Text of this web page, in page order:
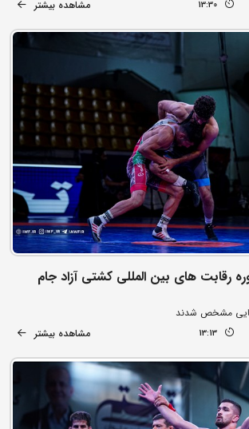
13:30 مشاهده بیشتر
رقابت های بین المللی کشتی آزاد جام
نهایی مشخص شدند
13:13 مشاهده بیشتر